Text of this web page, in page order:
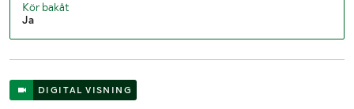
Kör bakåt
Ja
DIGITAL VISNING